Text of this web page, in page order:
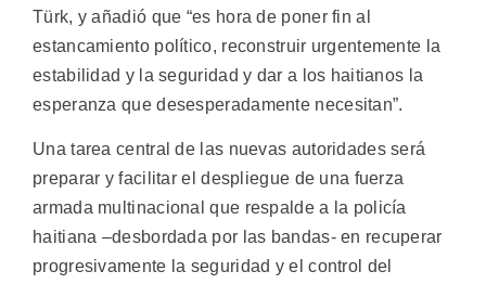
Türk, y añadió que “es hora de poner fin al
estancamiento político, reconstruir urgentemente la
estabilidad y la seguridad y dar a los haitianos la
esperanza que desesperadamente necesitan”.
Una tarea central de las nuevas autoridades será
preparar y facilitar el despliegue de una fuerza
armada multinacional que respalde a la policía
haitiana –desbordada por las bandas- en recuperar
progresivamente la seguridad y el control del